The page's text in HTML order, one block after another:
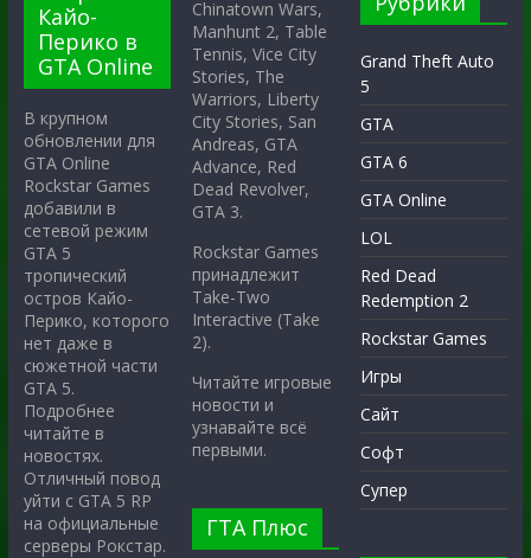
Кайо-
Перико в
GTA Online
В крупном
обновлении для
GTA Online
Rockstar Games
добавили в
сетевой режим
GTA 5
тропический
остров Кайо-
Перико, которого
нет даже в
сюжетной части
GTA 5.
Подробнее
читайте в
новостях.
Отличный повод
уйти с GTA 5 RP
на официальные
серверы Рокстар.
Chinatown Wars,
Manhunt 2, Table
Tennis, Vice City
Stories, The
Warriors, Liberty
City Stories, San
Andreas, GTA
Advance, Red
Dead Revolver,
GTA 3.
Rockstar Games
принадлежит
Take-Two
Interactive (Take
2).
Читайте игровые
новости и
узнавайте всё
первыми.
ГТА Плюс
Grand Theft Auto
5
GTA
GTA 6
GTA Online
LOL
Red Dead
Redemption 2
Rockstar Games
Игры
Сайт
Софт
Супер